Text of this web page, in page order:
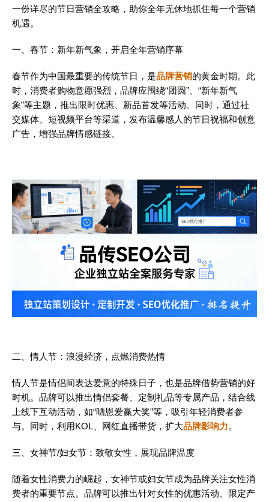
一份详尽的节日营销全攻略，助你全年无休地抓住每一个营销
机遇。
一、春节：新年新气象，开启全年营销序幕
春节作为中国最重要的传统节日，是品牌营销的黄金时期。此
时，消费者购物意愿强烈，品牌应围绕“团圆”、“新年新气
象”等主题，推出限时优惠、新品首发等活动。同时，通过社
交媒体、短视频平台等渠道，发布温馨感人的节日祝福和创意
广告，增强品牌情感链接。
二、情人节：浪漫经济，点燃消费热情
情人节是情侣间表达爱意的特殊日子，也是品牌借势营销的好
时机。品牌可以推出情侣套餐、定制礼品等专属产品，结合线
上线下互动活动，如“晒恩爱赢大奖”等，吸引年轻消费者参
与。同时，利用KOL、网红直播带货，扩大品牌影响力。
三、女神节/妇女节：致敬女性，展现品牌温度
随着女性消费力的崛起，女神节或妇女节成为品牌关注女性消
费者的重要节点。品牌可以推出针对女性的优惠活动、限定产